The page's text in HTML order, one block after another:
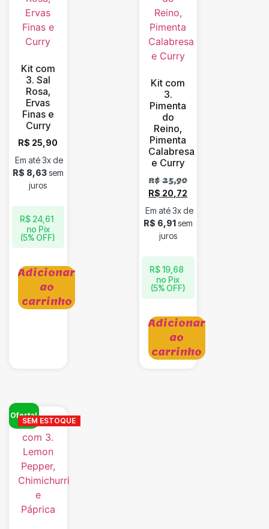
Kit com
3. Sal
Rosa,
Ervas
Finas e
Curry
R$ 25,90
R$ 24,61
no Pix
(5% OFF)
Em até 3x de
R$ 8,63sem
juros
Adicionar
ao
carrinho
Kit com
3.
Pimenta
do
Reino,
Pimenta
Calabresa
e Curry
R$25,90
R$ 20,72
R$19,68
no Pix
(5% OFF)
Em até 3x de
R$ 6,91sem
juros
Adicionar
ao
carrinho
Oferta!
SEM ESTOQUE